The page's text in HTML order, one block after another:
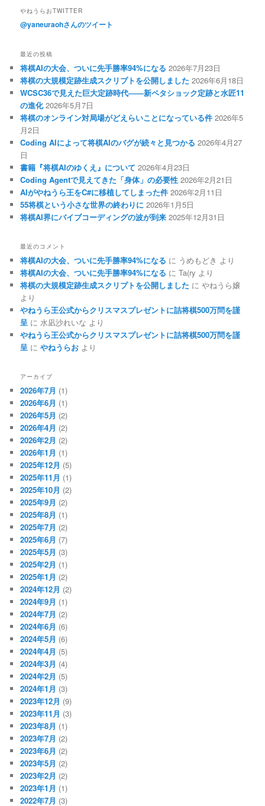
やねうらおTWITTER
@yaneuraohさんのツイート
最近の投稿
将棋AIの大会、ついに先手勝率94%になる 2026年7月23日
将棋の大規模定跡生成スクリプトを公開しました 2026年6月18日
WCSC36で見えた巨大定跡時代――新ペタショック定跡と水匠11
の進化 2026年5月7日
将棋のオンライン対局場がどえらいことになっている件 2026年5
月2日
Coding AIによって将棋AIのバグが続々と見つかる 2026年4月27
日
書籍『将棋AIのゆくえ』について 2026年4月23日
Coding Agentで見えてきた「身体」の必要性 2026年2月21日
AIがやねうら王をC#に移植してしまった件 2026年2月11日
55将棋という小さな世界の終わりに 2026年1月5日
将棋AI界にバイブコーディングの波が到来 2025年12月31日
最近のコメント
将棋AIの大会、ついに先手勝率94%になる に うめもどき より
将棋AIの大会、ついに先手勝率94%になる にTa(ry より
将棋の大規模定跡生成スクリプトを公開しました にやねうら嬢
より
やねうら王公式からクリスマスプレゼントに詰将棋500万問を謹
呈 に水凪沙れいな より
やねうら王公式からクリスマスプレゼントに詰将棋500万問を謹
呈 にやねうらお より
アーカイブ
2026年7月 (1)
2026年6月 (1)
2026年5月 (2)
2026年4月 (2)
2026年2月 (2)
2026年1月 (1)
2025年12月 (5)
2025年11月 (1)
2025年10月 (2)
2025年9月 (2)
2025年8月 (1)
2025年7月 (2)
2025年6月 (7)
2025年5月 (3)
2025年2月 (1)
2025年1月 (2)
2024年12月 (2)
2024年9月 (1)
2024年7月 (2)
2024年6月 (6)
2024年5月 (6)
2024年4月 (5)
2024年3月 (4)
2024年2月 (5)
2024年1月 (3)
2023年12月 (9)
2023年11月 (3)
2023年8月 (1)
2023年7月 (2)
2023年6月 (2)
2023年5月 (2)
2023年2月 (2)
2023年1月 (1)
2022年7月 (3)